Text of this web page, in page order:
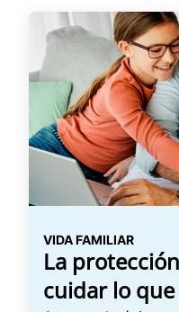
VIDA FAMILIAR
La
cuidar lo